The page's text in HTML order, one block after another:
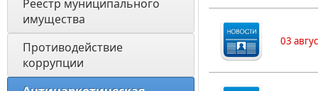
Реестр муниципального
имущества
Противодействие
коррупции
03